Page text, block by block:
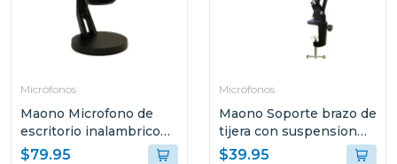
Micrófonos
Maono Microfono de
escritorio inalambrico
gamer dm40
$79.95
Micrófonos
Maono Soporte brazo de
tijera con suspension
para microfonos
$39.95